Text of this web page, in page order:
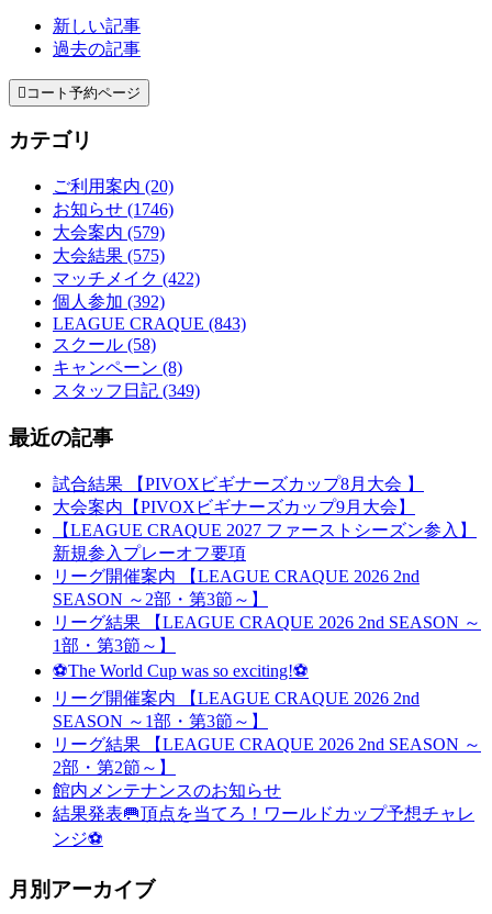
新しい記事
過去の記事
 コート予約ページ
カテゴリ
ご利用案内 (20)
お知らせ (1746)
大会案内 (579)
大会結果 (575)
マッチメイク (422)
個人参加 (392)
LEAGUE CRAQUE (843)
スクール (58)
キャンペーン (8)
スタッフ日記 (349)
最近の記事
試合結果 【PIVOXビギナーズカップ8月大会 】
大会案内【PIVOXビギナーズカップ9月大会】
【LEAGUE CRAQUE 2027 ファーストシーズン参入】
新規参入プレーオフ要項
リーグ開催案内 【LEAGUE CRAQUE 2026 2nd
SEASON ～2部・第3節～】
リーグ結果 【LEAGUE CRAQUE 2026 2nd SEASON ～
1部・第3節～】
⚽The World Cup was so exciting!⚽
リーグ開催案内 【LEAGUE CRAQUE 2026 2nd
SEASON ～1部・第3節～】
リーグ結果 【LEAGUE CRAQUE 2026 2nd SEASON ～
2部・第2節～】
館内メンテナンスのお知らせ
結果発表🥅頂点を当てろ！ワールドカップ予想チャレ
ンジ⚽
月別アーカイブ